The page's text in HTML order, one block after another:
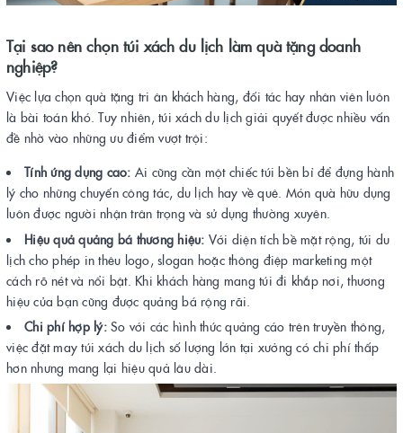
Tại sao nên chọn túi xách du lịch làm quà tặng doanh
nghiệp?
Việc lựa chọn quà tặng tri ân khách hàng, đối tác hay nhân viên luôn
là bài toán khó. Tuy nhiên, túi xách du lịch giải quyết được nhiều vấn
đề nhờ vào những ưu điểm vượt trội:
Tính ứng dụng cao: Ai cũng cần một chiếc túi bền bỉ để đựng hành
lý cho những chuyến công tác, du lịch hay về quê. Món quà hữu dụng
luôn được người nhận trân trọng và sử dụng thường xuyên.
Hiệu quả quảng bá thương hiệu: Với diện tích bề mặt rộng, túi du
lịch cho phép in thêu logo, slogan hoặc thông điệp marketing một
cách rõ nét và nổi bật. Khi khách hàng mang túi đi khắp nơi, thương
hiệu của bạn cũng được quảng bá rộng rãi.
Chi phí hợp lý:So với các hình thức quảng cáo trên truyền thông,
việc đặt may túi xách du lịch số lượng lớn tại xưởng có chi phí thấp
hơn nhưng mang lại hiệu quả lâu dài.